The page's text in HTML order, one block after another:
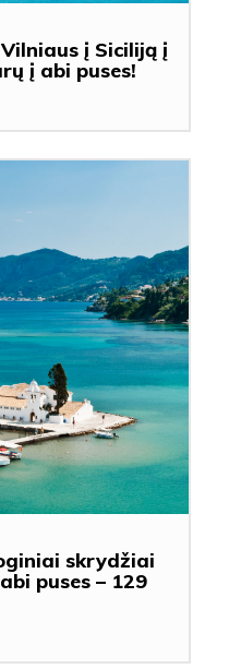
į Siciliją į
į abi puses!
skrydžiai
puses – 129